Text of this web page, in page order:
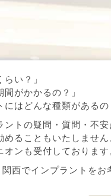
らい？」
間がかかるの？」
にはどんな種類があるの
ントの疑問・質問・不
ることもいたしません
ンも受付しております
西でインプラントをお